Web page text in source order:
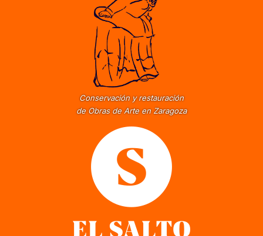
Conservación y restauración
de Obras de Arte en Zaragoza